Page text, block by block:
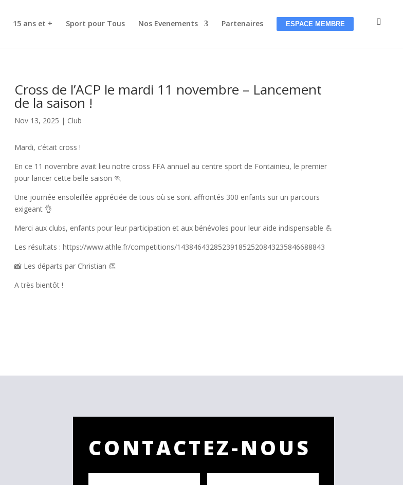
15 ans et + Sport pour Tous Nos Evenements Partenaires ESPACE MEMBRE
Cross de l’ACP le mardi 11 novembre – Lancement
de la saison !
Nov 13, 2025 | Club
Mardi, c’était cross !
En ce 11 novembre avait lieu notre cross FFA annuel au centre sport de Fontainieu, le premier
pour lancer cette belle saison 🏃
Une journée ensoleillée appréciée de tous où se sont affrontés 300 enfants sur un parcours
exigeant 👌
Merci aux clubs, enfants pour leur participation et aux bénévoles pour leur aide indispensable 💪
Les résultats : https://www.athle.fr/competitions/143846432852391852520843235846688843
📸 Les départs par Christian 👏
A très bientôt !
CONTACTEZ-NOUS